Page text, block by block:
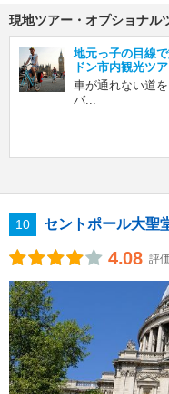
現地ツアー・オプショナル
地元っ子の目線
ドン市内観光ツ
車が通れない道
バ...
10 セントポール大聖
4.08 評